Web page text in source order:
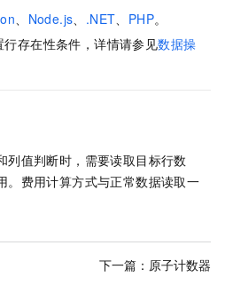
Node.js .NET PHP。
存在性条件，详情请参见数据操
列值判断时，需要读取目标行数
。费用计算方式与正常数据读取一
下一篇： 原子计数器